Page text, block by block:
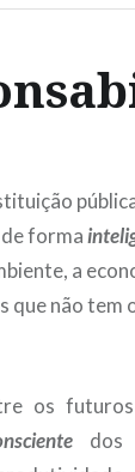
forma
a
que não
os
dos